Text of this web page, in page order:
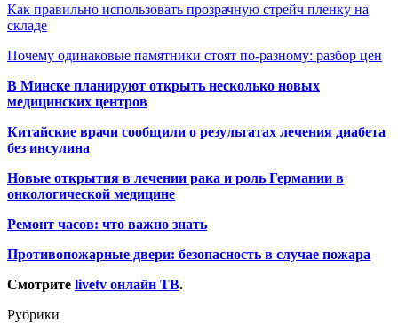
Как правильно использовать прозрачную стрейч пленку на
складе
Почему одинаковые памятники стоят по-разному: разбор цен
В Минске планируют открыть несколько новых
медицинских центров
Китайские врачи сообщили о результатах лечения диабета
без инсулина
Новые открытия в лечении рака и роль Германии в
онкологической медицине
Ремонт часов: что важно знать
Противопожарные двери: безопасность в случае пожара
Смотрите livetv онлайн ТВ.
Рубрики